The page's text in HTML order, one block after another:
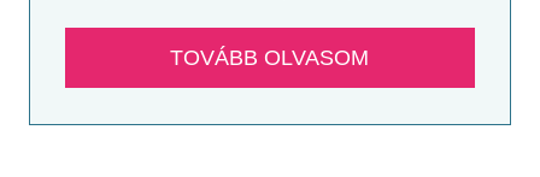
TOVÁBB OLVASOM